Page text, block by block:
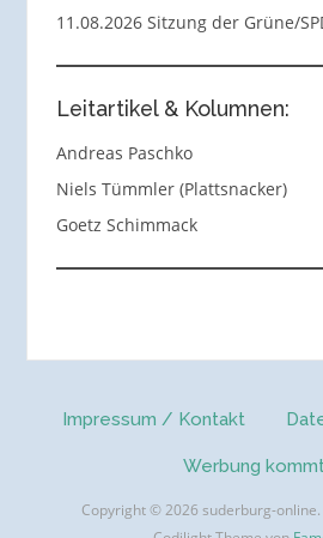
11.08.2026 Sitzung der Grüne/
Leitartikel & Kolumnen:
Andreas Paschko
Niels Tümmler (Plattsnacker)
Goetz Schimmack
Impressum / Kontakt
Werbung
Copyright © 2026 suderburg-online.